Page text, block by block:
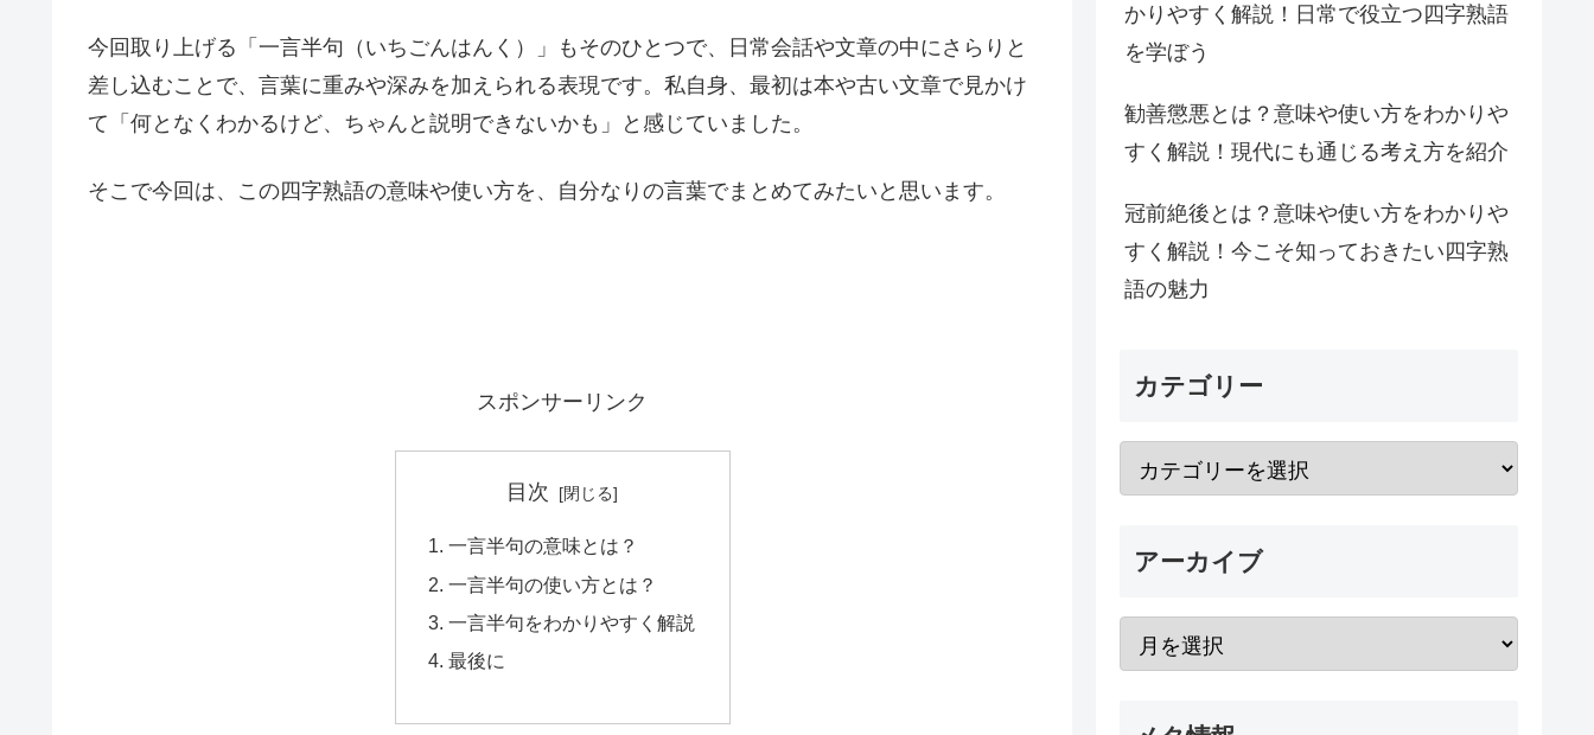
今回取り上げる「一言半句（いちごんはんく）」もそのひとつで、日常会話や文章の中にさらりと
差し込むことで、言葉に重みや深みを加えられる表現です。私自身、最初は本や古い文章で見かけ
て「何となくわかるけど、ちゃんと説明できないかも」と感じていました。
そこで今回は、この四字熟語の意味や使い方を、自分なりの言葉でまとめてみたいと思います。
スポンサーリンク
目次
一言半句の意味とは？
一言半句の使い方とは？
一言半句をわかりやすく解説
最後に
かりやすく解説！日常で役立つ四字熟語
を学ぼう
勧善懲悪とは？意味や使い方をわかりや
すく解説！現代にも通じる考え方を紹介
冠前絶後とは？意味や使い方をわかりや
すく解説！今こそ知っておきたい四字熟
語の魅力
カテゴリー
アーカイブ